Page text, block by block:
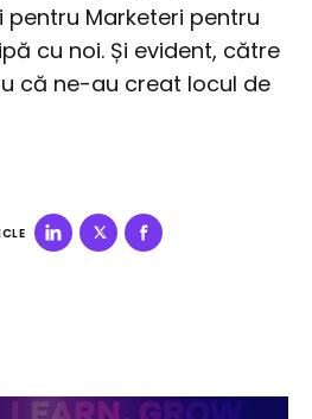
pentru Marketeri pentru
cu noi. Și evident, către
că ne-au creat locul de